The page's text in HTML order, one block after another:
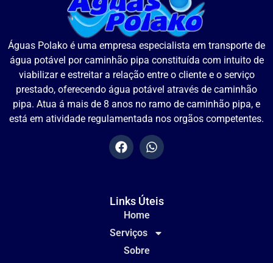
Águas Polako é uma empresa especialista em transporte de
água potável por caminhão pipa constituída com intuito de
viabilizar e estreitar a relação entre o cliente e o serviço
prestado, oferecendo água potável através de caminhão
pipa. Atua á mais de 8 anos no ramo de caminhão pipa, e
está em atividade regulamentada nos orgãos competentes.
Links Úteis
Home
Serviços
Sobre